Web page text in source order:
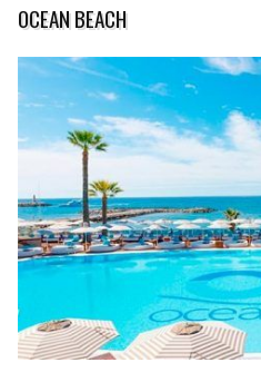
OCEAN BEACH